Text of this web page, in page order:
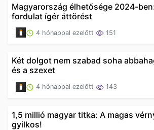
Magyarország élhetősége 2024-
fordulat ígér áttörést
4 hónappal ezelőtt 151
Két dolgot nem szabad soha
és a szexet
4 hónappal ezelőtt 143
1,5 millió magyar titka: A magas
gyilkos!